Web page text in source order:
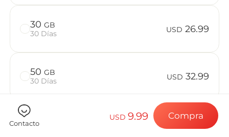
Instale su
Disfrute de su
Conexión a
30 GB
30 Días
USD 26.99
50 GB
30 Días
USD 32.99
Contacto
USD9.99 Compra